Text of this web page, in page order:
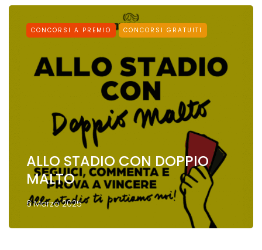
CONCORSI A PREMIO CONCORSI GRATUITI
ALLO STADIO CON DOPPIO
MALTO
6 Marzo 2025